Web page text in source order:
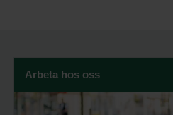
Arbeta hos oss